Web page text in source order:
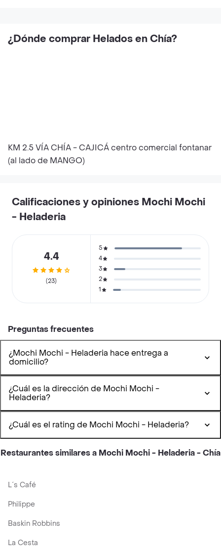
¿Dónde comprar Helados en Chía?
KM 2.5 VÍA CHÍA - CAJICÁ centro comercial fontanar
(al lado de MANGO)
Calificaciones y opiniones Mochi Mochi
- Heladeria
4.4
(23)
5
4
3
2
1
Preguntas frecuentes
¿Mochi Mochi - Heladeria hace entrega a
domicilio?
¿Cuál es la dirección de Mochi Mochi -
Heladeria?
¿Cuál es el rating de Mochi Mochi - Heladeria?
Restaurantes similares a Mochi Mochi - Heladeria - Chía
L´s Café
Philippe
Baskin Robbins
La Cesta